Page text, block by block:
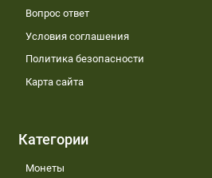
Вопрос ответ
Условия соглашения
Политика безопасности
Карта сайта
Категории
Монеты